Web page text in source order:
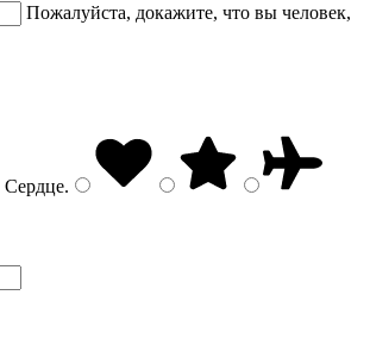
Пожалуйста, докажите, что вы человек,
Сердце.